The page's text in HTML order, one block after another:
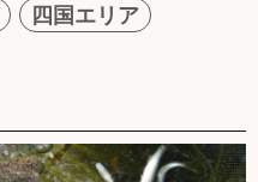
四国エリア